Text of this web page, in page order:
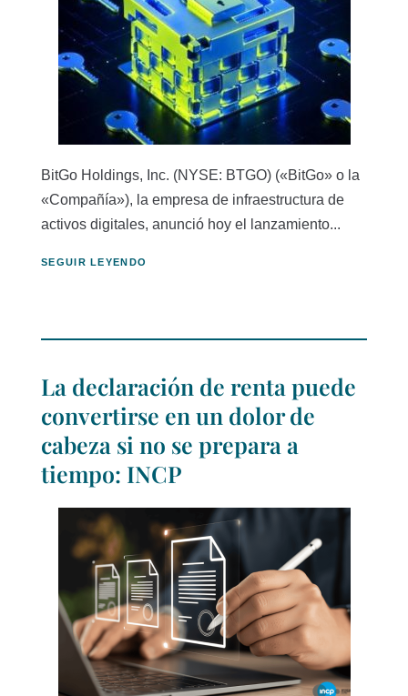
BitGo Holdings, Inc. (NYSE: BTGO) («BitGo» o la
«Compañía»), la empresa de infraestructura de
activos digitales, anunció hoy el lanzamiento...
SEGUIR LEYENDO
La declaración de renta puede
convertirse en un dolor de
cabeza si no se prepara a
tiempo: INCP